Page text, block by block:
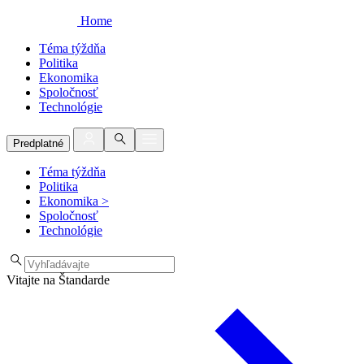
Home
Téma týždňa
Politika
Ekonomika
Spoločnosť
Technológie
Predplatné
Téma týždňa
Politika
Ekonomika >
Spoločnosť
Technológie
Vitajte na Štandarde